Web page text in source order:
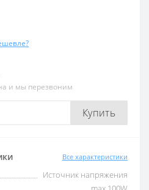
и мы перезвоним
Купить
Все характеристики
Источник напряжения